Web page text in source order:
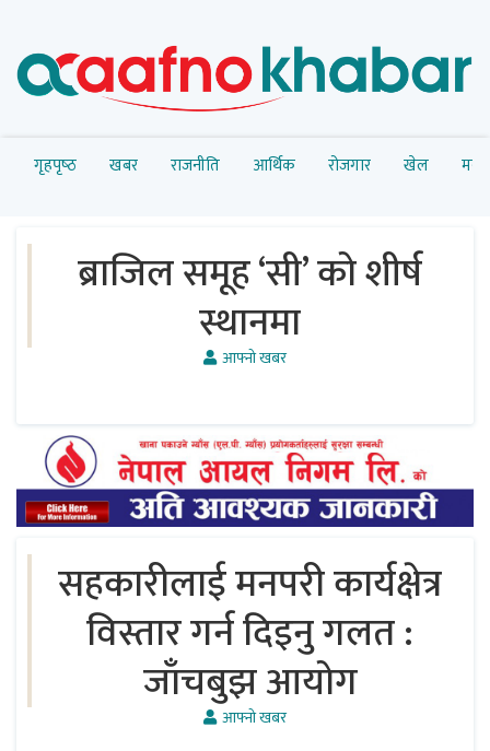
गृहपृष्‍ठ खबर राजनीति आर्थिक रोजगार खेल
ब्राजिल समूह ‘सी’ को शीर्ष
स्थानमा
आफ्नो खबर
सहकारीलाई मनपरी कार्यक्षेत्र
विस्तार गर्न दिइनु गलत :
जाँचबुझ आयोग
आफ्नो खबर